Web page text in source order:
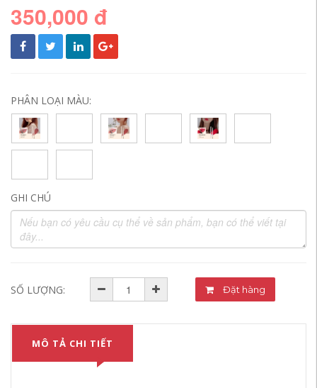
350,000 đ
PHÂN LOẠI MÀU:
GHI CHÚ
SỐ LƯỢNG: Đặt hàng
MÔ TẢ CHI TIẾT